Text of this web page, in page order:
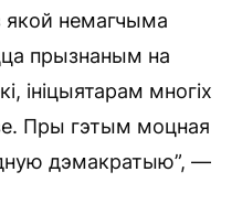
якой немагчыма
прызнаным на
ініцыятарам многіх
Пры гэтым моцная
дэмакратыю”, —